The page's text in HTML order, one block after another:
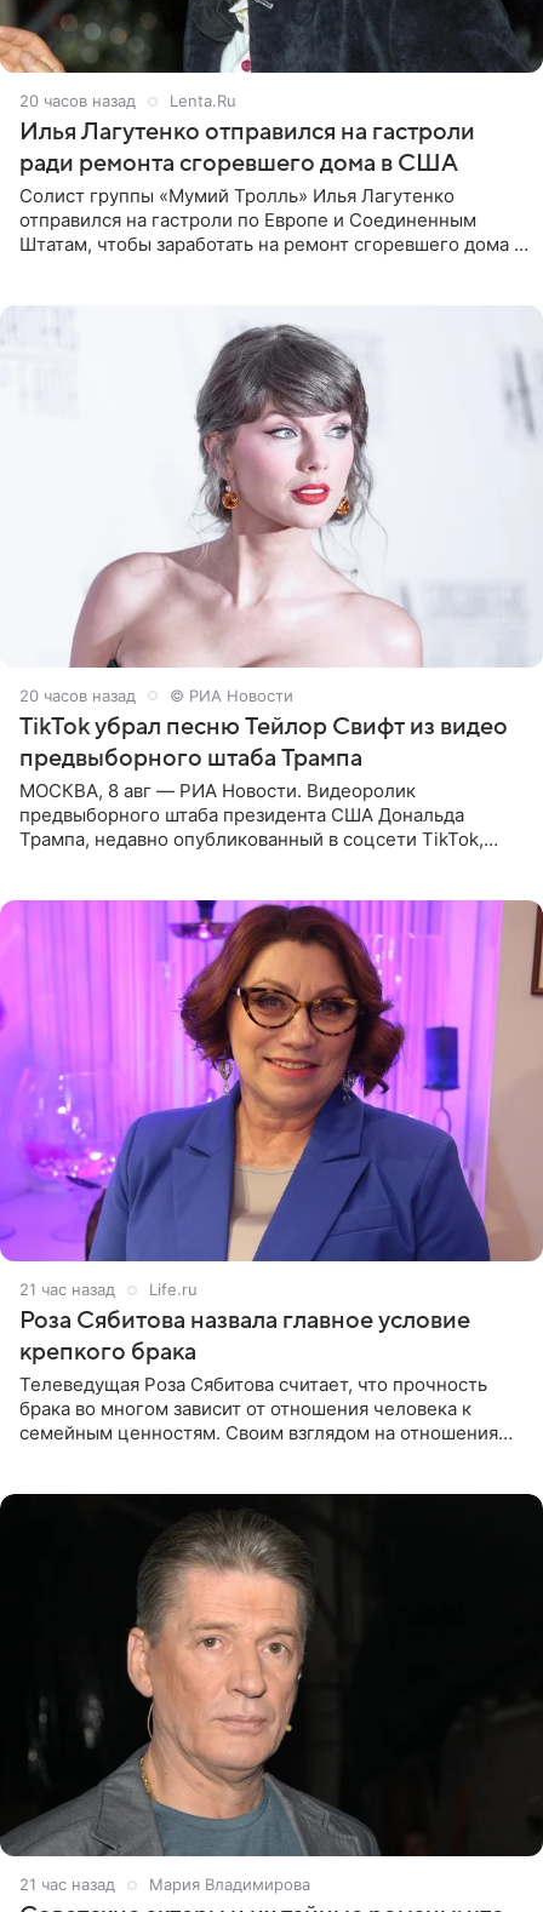
20 часов назад Lenta.Ru
Илья Лагутенко отправился на гастроли
ради ремонта сгоревшего дома в США
Солист группы «Мумий Тролль» Илья Лагутенко
отправился на гастроли по Европе и Соединенным
Штатам, чтобы заработать на ремонт сгоревшего дома в
20 часов назад © РИА Новости
TikTok убрал песню Тейлор Свифт из видео
предвыборного штаба Трампа
МОСКВА, 8 авг — РИА Новости. Видеоролик
предвыборного штаба президента США Дональда
Трампа, недавно опубликованный в соцсети TikTok,
21 час назад Life.ru
Роза Сябитова назвала главное условие
крепкого брака
Телеведущая Роза Сябитова считает, что прочность
брака во многом зависит от отношения человека к
семейным ценностям. Своим взглядом на отношения
21 час назад Мария Владимирова